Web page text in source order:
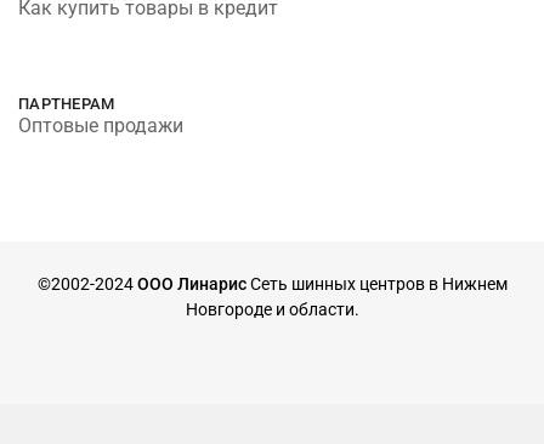
Как купить товары в кредит
ПАРТНЕРАМ
Оптовые продажи
©2002-2024ООО ЛинарисСеть шинных центров в Нижнем
Новгороде и области.